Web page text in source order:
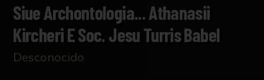
Siue Archontologia... Athanasii
Kircheri E Soc. Jesu Turris Babel
Desconocido